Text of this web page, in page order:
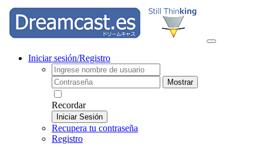
Iniciar sesión/Registro
Mostrar
Recordar
Iniciar Sesión
Recupera tu contraseña
Registro